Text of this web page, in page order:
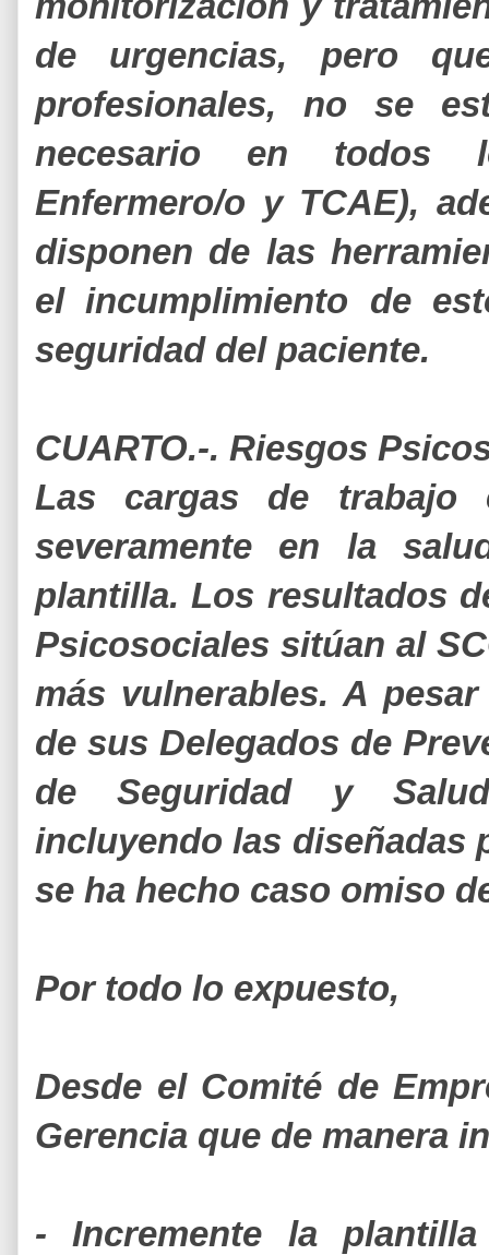
de urgencias, pero
profesionales, no se
necesario en todos
Enfermero/o y TCAE),
disponen de las
el incumplimiento de
seguridad del paciente.
CUARTO.-. Riesgos
Las cargas de trabajo
severamente en la
plantilla. Los resultados
Psicosociales sitúan al
más vulnerables. A
de sus Delegados de
de Seguridad y
incluyendo las diseñadas
se ha hecho caso omiso
Por todo lo expuesto,
Desde el Comité de
Gerencia que de manera
- Incremente la